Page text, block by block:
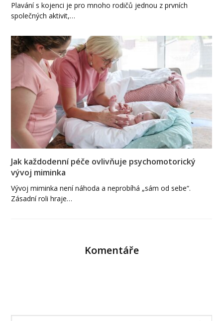
Plavání s kojenci je pro mnoho rodičů jednou z prvních
společných aktivit,…
Jak každodenní péče ovlivňuje psychomotorický
vývoj miminka
Vývoj miminka není náhoda a neprobíhá „sám od sebe“.
Zásadní roli hraje…
Komentáře